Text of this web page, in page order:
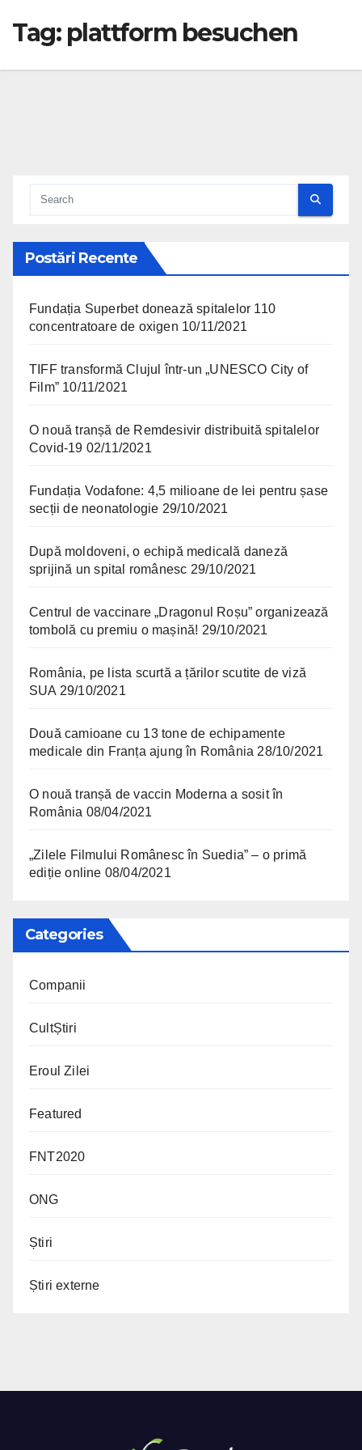
Tag: plattform besuchen
Postări Recente
Fundația Superbet donează spitalelor 110
concentratoare de oxigen 10/11/2021
TIFF transformă Clujul într-un „UNESCO City of
Film” 10/11/2021
O nouă tranșă de Remdesivir distribuită spitalelor
Covid-19 02/11/2021
Fundația Vodafone: 4,5 milioane de lei pentru șase
secții de neonatologie 29/10/2021
După moldoveni, o echipă medicală daneză
sprijină un spital românesc 29/10/2021
Centrul de vaccinare „Dragonul Roșu” organizează
tombolă cu premiu o mașină! 29/10/2021
România, pe lista scurtă a țărilor scutite de viză
SUA 29/10/2021
Două camioane cu 13 tone de echipamente
medicale din Franța ajung în România 28/10/2021
O nouă tranșă de vaccin Moderna a sosit în
România 08/04/2021
„Zilele Filmului Românesc în Suedia” – o primă
ediție online 08/04/2021
Categories
Companii
CultȘtiri
Eroul Zilei
Featured
FNT2020
ONG
Știri
Știri externe